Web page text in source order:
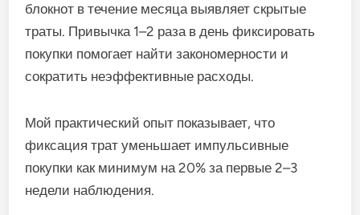
блокнот в течение месяца выявляет скрытые
траты. Привычка 1–2 раза в день фиксировать
покупки помогает найти закономерности и
сократить неэффективные расходы.
Мой практический опыт показывает, что
фиксация трат уменьшает импульсивные
покупки как минимум на 20% за первые 2–3
недели наблюдения.